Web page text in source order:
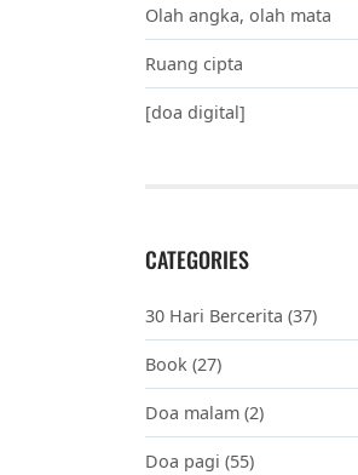
Olah angka, olah mata
Ruang cipta
[doa digital]
CATEGORIES
30 Hari Bercerita (37)
Book (27)
Doa malam (2)
Doa pagi (55)